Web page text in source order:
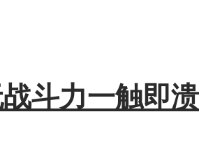
斗力一触即